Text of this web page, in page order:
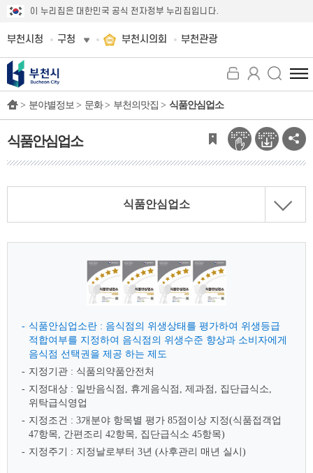
이 누리집은 대한민국 공식 전자정부 누리집입니다.
부천시청 구청 부천시의회 부천관광
전
체
뉴
보
기
> 분야별정보 > 문화 > 부천의맛집 > 식품안심업소
식품안심업소
식품안심업소
식품안심업소란 : 음식점의 위생상태를 평가하여 위생등급
적합여부를 지정하여 음식점의 위생수준 향상과 소비자에게
음식점 선택권을 제공 하는 제도
지정기관 : 식품의약품안전처
지정대상 : 일반음식점, 휴게음식점, 제과점, 집단급식소,
위탁급식영업
지정조건 : 3개분야 항목별 평가 85점이상 지정(식품접객업
47항목, 간편조리 42항목, 집단급식소 45항목)
지정주기 : 지정날로부터 3년 (사후관리 매년 실시)